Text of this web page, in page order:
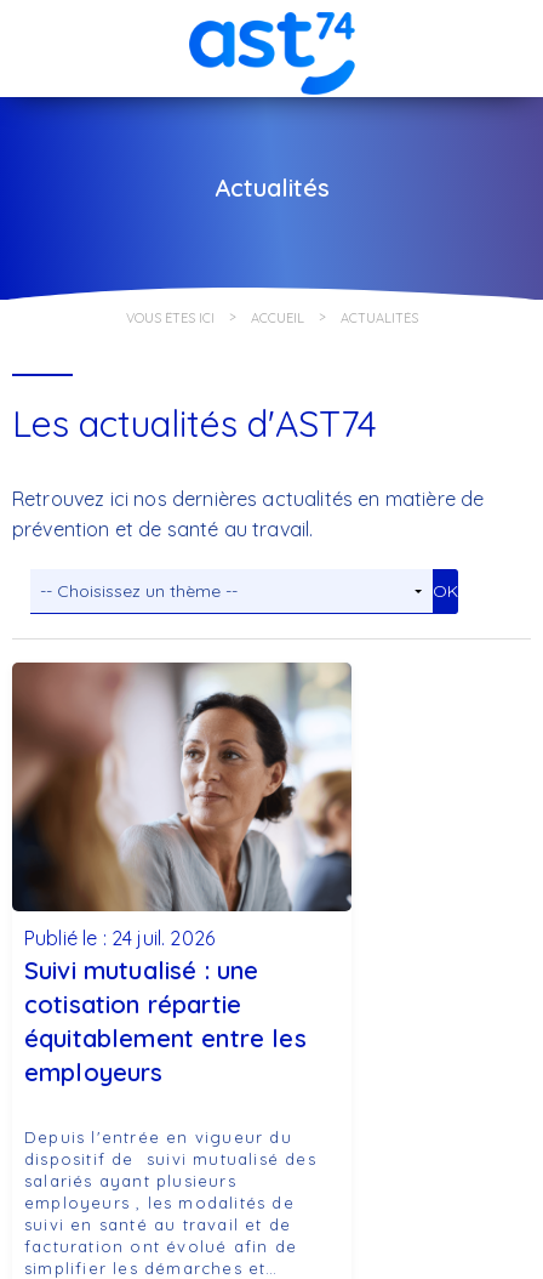
Actualités
VOUS ÊTES ICI ACCUEIL ACTUALITÉS
Les actualités d'AST74
Retrouvez ici nos dernières actualités en matière de
prévention et de santé au travail.
Publié le : 24 juil. 2026
Suivi mutualisé : une
cotisation répartie
équitablement entre les
employeurs
Depuis l'entrée en vigueur du
dispositif de suivi mutualisé des
salariés ayant plusieurs
employeurs , les modalités de
suivi en santé au travail et de
facturation ont évolué afin de
simplifier les démarches et…